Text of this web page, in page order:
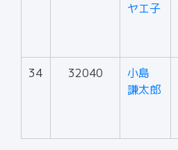
ヤエ子
34 32040
小島
謙太郎